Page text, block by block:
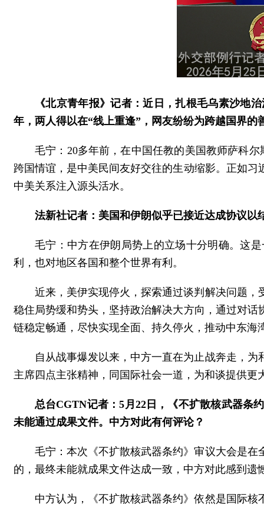
《北京青年报》记者：近日，扎根毛乌素沙地
年，两人得以在“线上重逢”，网友纷纷为跨越国界
毛宁：20多年前，在中国任教的美国教师萨科
跨国情谊，是中美民间友好交往的生动缩影。正如
中美关系注入源头活水。
法新社记者：美国和伊朗似乎已接近达成协议
毛宁：中方在伊朗局势上的立场十分明确。这
利，也对地区各国和整个世界有利。
近来，美伊实现停火，探索通过谈判解决问题
稳住局势缓和势头，坚持政治解决大方向，通过对
链稳定畅通，尽快实现全面、持久停火，推动中东海
自从战事爆发以来，中方一直在为止战奔走，
主席四点主张精神，同国际社会一道，为和谈提供
总台CGTN记者：5月22日，《不扩散核武器条
未能通过成果文件。中方对此有何评论？
毛宁：本次《不扩散核武器条约》审议大会是
的，最终未能就成果文件达成一致，中方对此感到遗
中方认为，《不扩散核武器条约》依然是国际